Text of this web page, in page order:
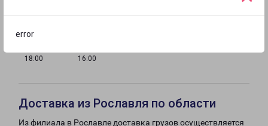
error
18:00
16:00
Доставка из Рославля по области
Из филиала в Рославле доставка грузов осуществляется